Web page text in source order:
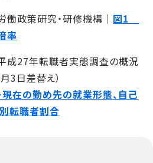
政策研究・研修機構｜ 図1
率
成27年転職者実態調査の概況
3日差替え）
現在の勤め先の就業形態、自己
転職者割合